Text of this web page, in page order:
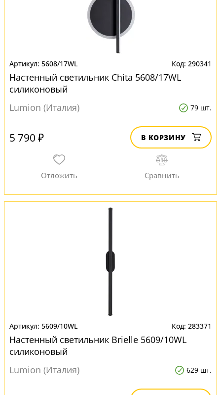
5608/17WL 290341
Настенный светильник Chita 5608/17WL
силиконовый
Lumion (Италия)
79 шт.
5 790 ₽ В КОРЗИНУ
5609/10WL 283371
Настенный светильник Brielle 5609/10WL
силиконовый
Lumion (Италия)
629 шт.